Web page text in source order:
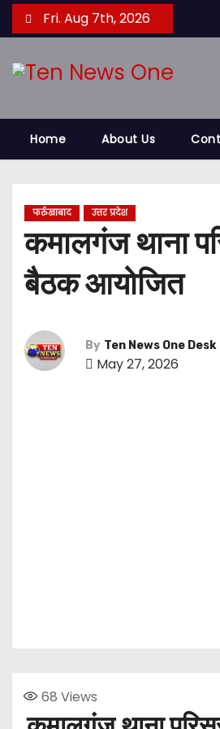
k
o
Fri. Aug 7th, 2026
Home About Us
फर्रुखाबाद उत्तर प्रदेश
कमालगंज थाना
बैठक आयोजित
By Ten News One Desk
May 27, 2026
68 Views